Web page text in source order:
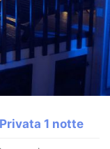
1 notte